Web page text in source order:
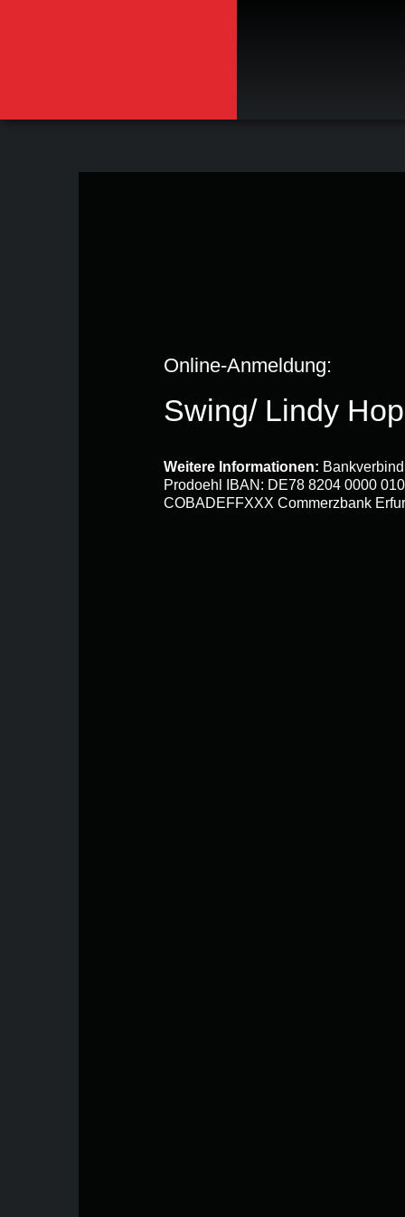
Online-Anmeldung:
Swing/ Lindy
Weitere Informationen:
Prodoehl IBAN: DE78 8204 0000
COBADEFFXXX Commerzbank